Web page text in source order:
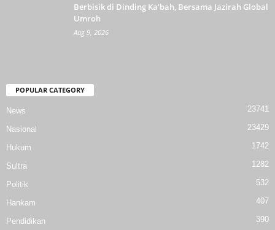
Berbisik di Dinding Ka’bah, Bersama Jazirah Global
Umroh
Aug 9, 2026
POPULAR CATEGORY
News 23741
Nasional 23429
Hukum 1742
Sultra 1282
Politik 532
Hankam 407
Pendidikan 390